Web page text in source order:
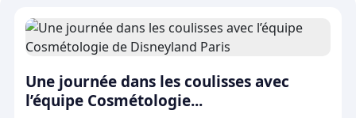
Une journée dans les coulisses avec
l’équipe Cosmétologie...